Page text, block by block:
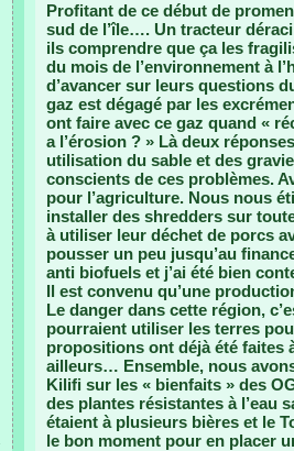
Profitant de ce début de
sud de l’île…. Un tracteur
ils comprendre que ça les
du mois de l’environnement à
d’avancer sur leurs questions
gaz est dégagé par les
ont faire avec ce gaz quand «
a l’érosion ? » Là deux
utilisation du sable et des
conscients de ces problèmes.
pour l’agriculture. Nous nous
installer des shredders sur
à utiliser leur déchet de porcs
pousser un peu jusqu’au
anti biofuels et j’ai été bien
Il est convenu qu’une
Le danger dans cette région,
pourraient utiliser les terres
propositions ont déjà été faites
ailleurs… Ensemble, nous
Kilifi sur les « bienfaits » des
des plantes résistantes à l’eau
étaient à plusieurs bières et le
le bon moment pour en placer